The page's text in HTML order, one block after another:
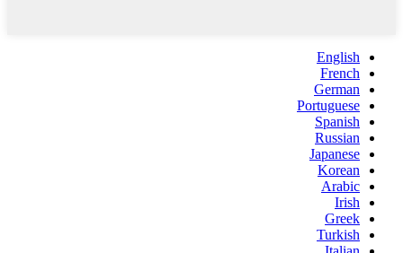
English
French
German
Portuguese
Spanish
Russian
Japanese
Korean
Arabic
Irish
Greek
Turkish